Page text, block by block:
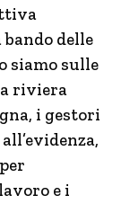
bando delle
siamo sulle
riviera
i gestori
e i